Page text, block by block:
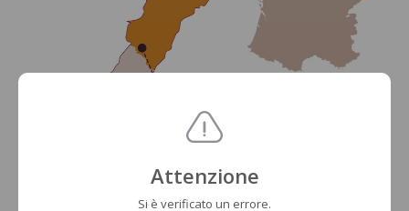
Attenzione
Si è verificato un errore.